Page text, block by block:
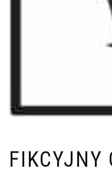
FIKCYJNY